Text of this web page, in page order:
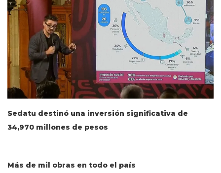
Sedatu destinó una inversión significativa de
34,970 millones de pesos
Más de mil obras en todo el país